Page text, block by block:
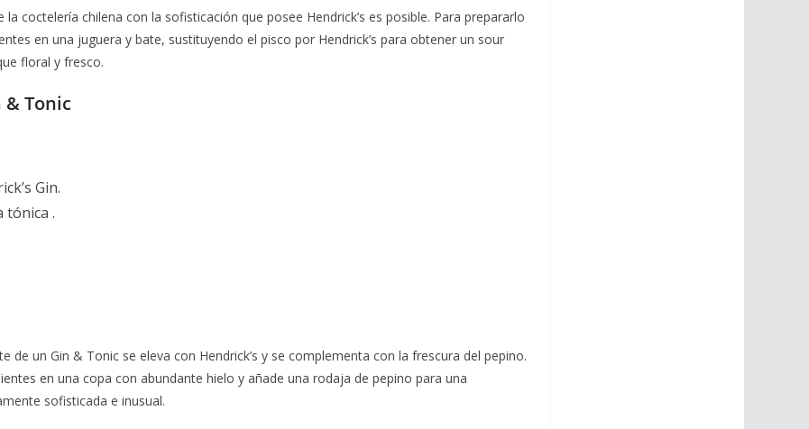
la coctelería chilena con la sofisticación que posee Hendrick’s es posible. Para prepararlo
en una juguera y bate, sustituyendo el pisco por Hendrick’s para obtener un sour
floral y fresco.
& Tonic
Gin.
tónica .
de un Gin & Tonic se eleva con Hendrick’s y se complementa con la frescura del pepino.
en una copa con abundante hielo y añade una rodaja de pepino para una
sofisticada e inusual.